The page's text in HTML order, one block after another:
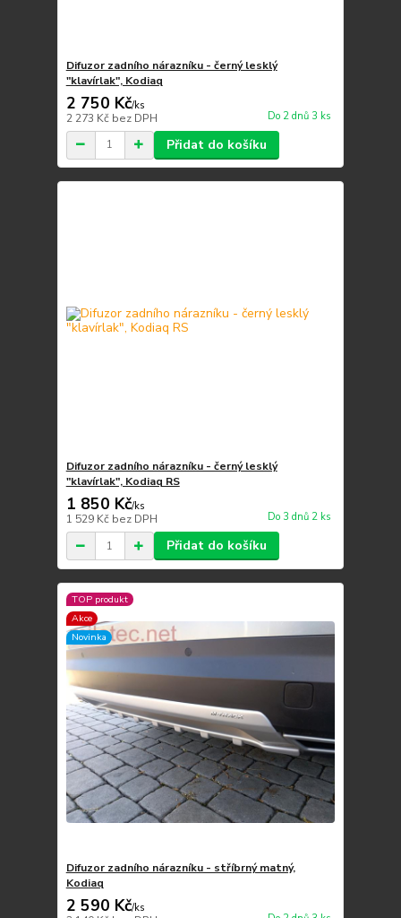
Difuzor zadního nárazníku - černý lesklý
"klavírlak", Kodiaq
2 750 Kč/ks
2 273 Kč bez DPH Do 2 dnů 3 ks
Přidat do košíku
Difuzor zadního nárazníku - černý lesklý
"klavírlak", Kodiaq RS
1 850 Kč/ks
1 529 Kč bez DPH Do 3 dnů 2 ks
Přidat do košíku
TOP produkt
Akce
Novinka
Difuzor zadního nárazníku - stříbrný matný,
Kodiaq
2 590 Kč/ks